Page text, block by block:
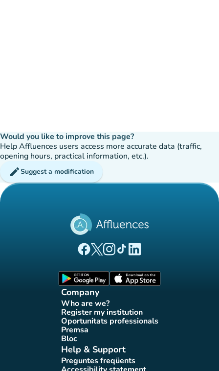
Would you like to improve this page?
Help Affluences users access more accurate data (traffic,
opening hours, practical information, etc.).
editSuggest a modification
(new tab)
(new tab)
(new tab)(new tab)
(new tab)
Company
Who are we?
(new tab)
Register my institution
(new tab)
Oportunitats professionals
(new tab)
Premsa(new tab)
Bloc
(new tab)
Help & Support
Preguntes freqüents
(new tab)